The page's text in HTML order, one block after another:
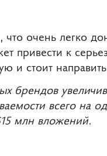
что очень легко
привести к
и стоит
брендов
всего на
млн вложений.